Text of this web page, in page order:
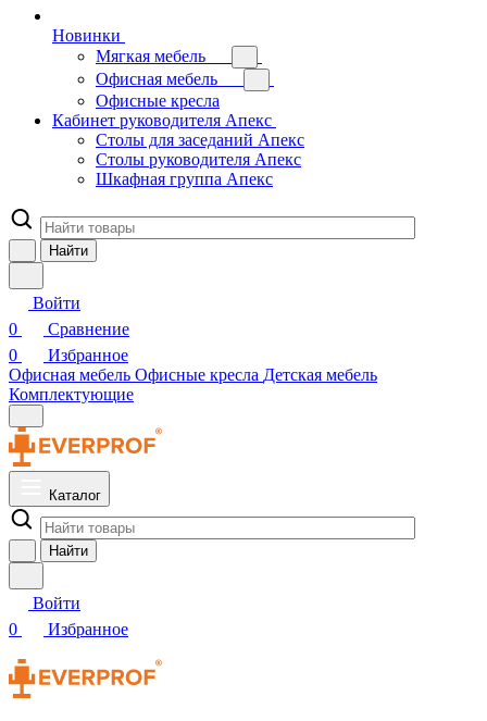
Новинки
Мягкая мебель
Офисная мебель
Офисные кресла
Кабинет руководителя Апекс
Столы для заседаний Апекс
Столы руководителя Апекс
Шкафная группа Апекс
Найти
Войти
0
Сравнение
0
Избранное
Офисная мебель Офисные кресла Детская мебель
Комплектующие
Каталог
Найти
Войти
0
Избранное